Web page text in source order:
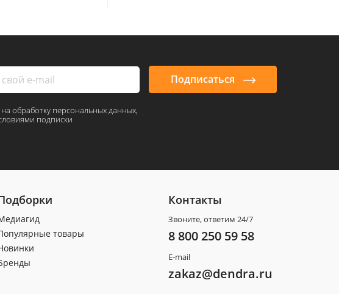
Подписаться
на обработку персональных данных,
подписки
товары
Контакты
Звоните, ответим 24/7
8 800 250 59 58
E-mail
zakaz@dendra.ru